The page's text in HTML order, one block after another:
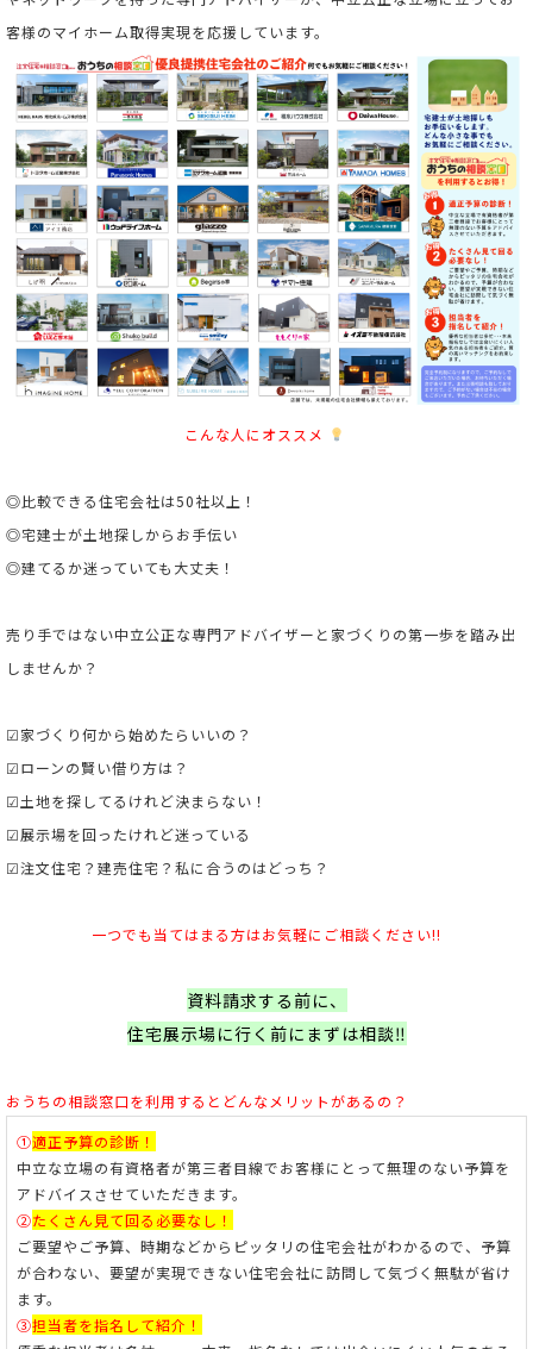
客様のマイホーム取得実現を応援しています。
こんな人にオススメ
◎比較できる住宅会社は50社以上！
◎宅建士が土地探しからお手伝い
◎建てるか迷っていても大丈夫！
売り手ではない中立公正な専門アドバイザーと家づくりの第一歩を踏み出
しませんか？
☑家づくり何から始めたらいいの？
☑ローンの賢い借り方は？
☑土地を探してるけれど決まらない！
☑展示場を回ったけれど迷っている
☑注文住宅？建売住宅？私に合うのはどっち？
一つでも当てはまる方はお気軽にご相談ください!!
資料請求する前に、
住宅展示場に行く前にまずは相談‼
おうちの相談窓口を利用すると どんなメリットがあるの？
①適正予算の診断！
中立な立場の有資格者が第三者目線でお客様にとって無理のない予算を
アドバイスさせていただきます。
②たくさん見て回る必要なし！
ご要望やご予算、時期などからピッタリの住宅会社がわかるので、予算
が合わない、要望が実現できない住宅会社に訪問して気づく無駄が省け
ます。
③担当者を指名して紹介！